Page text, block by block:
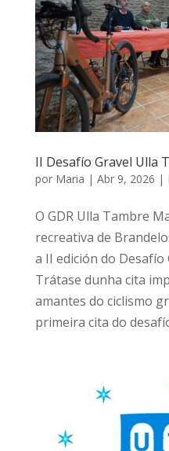
II Desafío Gravel Ulla
por Maria | Abr 9, 2026 |
O GDR Ulla Tambre
recreativa de
a II edición do
Trátase dunha cita
amantes do ciclismo
primeira cita do